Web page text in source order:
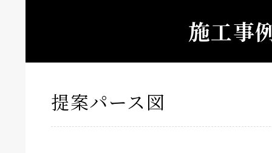
施工事
提案パース図